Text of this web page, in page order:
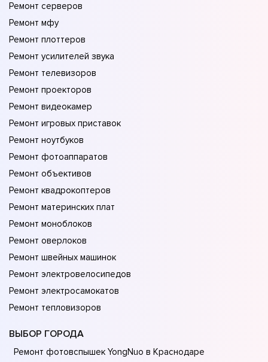
Ремонт серверов
Ремонт мфу
Ремонт плоттеров
Ремонт усилителей звука
Ремонт телевизоров
Ремонт проекторов
Ремонт видеокамер
Ремонт игровых приставок
Ремонт ноутбуков
Ремонт фотоаппаратов
Ремонт объективов
Ремонт квадрокоптеров
Ремонт материнских плат
Ремонт моноблоков
Ремонт оверлоков
Ремонт швейных машинок
Ремонт электровелосипедов
Ремонт электросамокатов
Ремонт тепловизоров
ВЫБОР ГОРОДА
Ремонт фотовспышек YongNuo в Краснодаре